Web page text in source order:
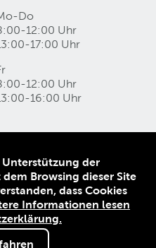
Do
12:00 Uhr
17:00 Uhr
12:00 Uhr
16:00 Uhr
Unterstützung der
Browsing dieser Site
dass Cookies
Informationen lesen